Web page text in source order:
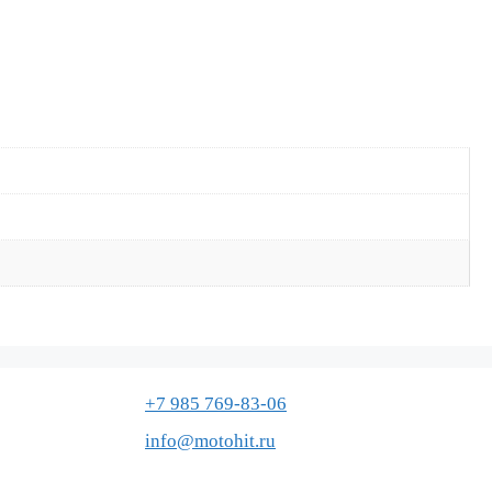
+7 985 769-83-06
info@motohit.ru